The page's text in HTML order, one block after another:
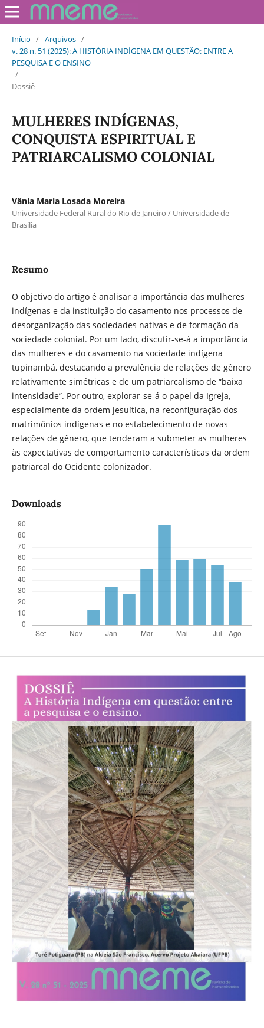
Início / Arquivos /
v. 28 n. 51 (2025): A HISTÓRIA INDÍGENA EM QUESTÃO: ENTRE A
PESQUISA E O ENSINO
/
Dossiê
MULHERES INDÍGENAS,
CONQUISTA ESPIRITUAL E
PATRIARCALISMO COLONIAL
Vânia Maria Losada Moreira
Universidade Federal Rural do Rio de Janeiro / Universidade de
Brasília
Resumo
O objetivo do artigo é analisar a importância das mulheres
indígenas e da instituição do casamento nos processos de
desorganização das sociedades nativas e de formação da
sociedade colonial. Por um lado, discutir-se-á a importância
das mulheres e do casamento na sociedade indígena
tupinambá, destacando a prevalência de relações de gênero
relativamente simétricas e de um patriarcalismo de “baixa
intensidade”. Por outro, explorar-se-á o papel da Igreja,
especialmente da ordem jesuítica, na reconfiguração dos
matrimônios indígenas e no estabelecimento de novas
relações de gênero, que tenderam a submeter as mulheres
às expectativas de comportamento características da ordem
patriarcal do Ocidente colonizador.
Downloads